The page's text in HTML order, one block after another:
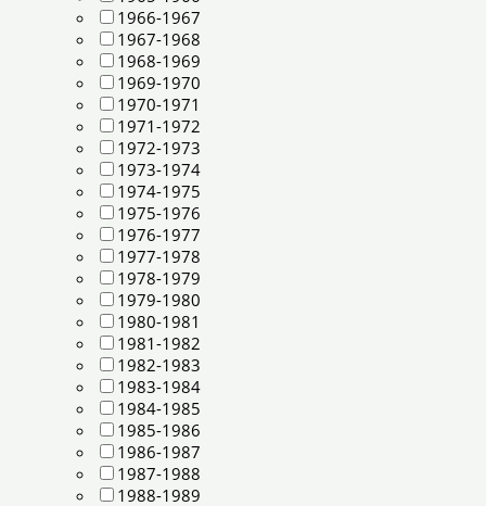
1966-1967
1967-1968
1968-1969
1969-1970
1970-1971
1971-1972
1972-1973
1973-1974
1974-1975
1975-1976
1976-1977
1977-1978
1978-1979
1979-1980
1980-1981
1981-1982
1982-1983
1983-1984
1984-1985
1985-1986
1986-1987
1987-1988
1988-1989